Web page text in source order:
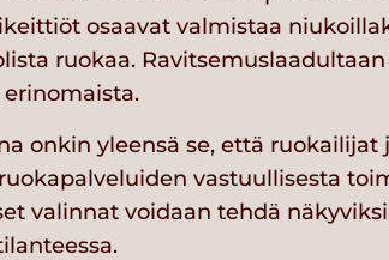
osaavat valmistaa
ruokaa.
onkin yleensä se, että
vastuullisesta
valinnat voidaan tehdä